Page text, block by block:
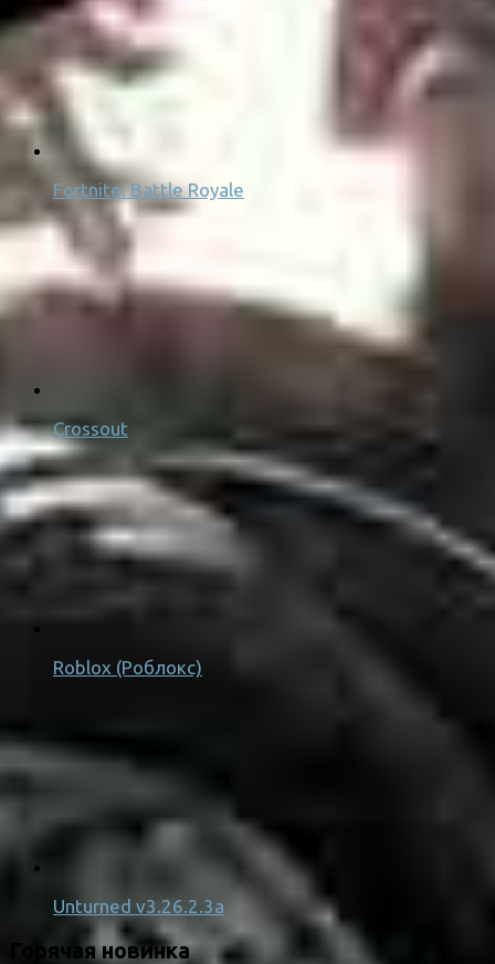
Fortnite: Battle Royale
Crossout
Roblox (Роблокс)
Unturned v3.26.2.3a
Горячая новинка